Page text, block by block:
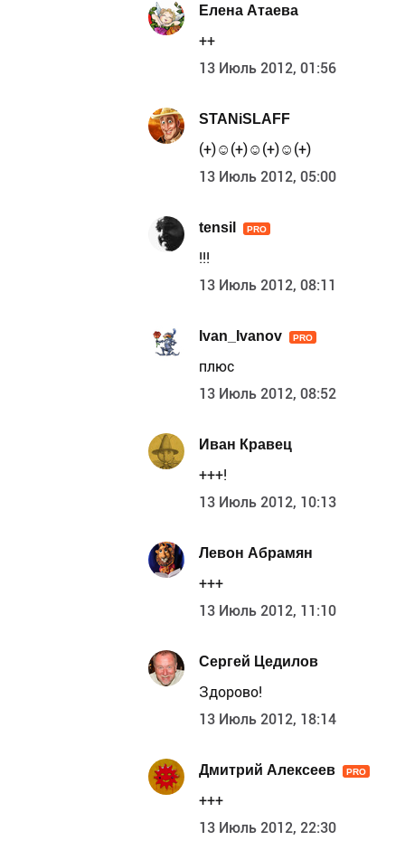
Елена Атаева
++
13 Июль 2012, 01:56
STANiSLAFF
(+)☺(+)☺(+)☺(+)
13 Июль 2012, 05:00
tensil PRO
!!!
13 Июль 2012, 08:11
Ivan_Ivanov PRO
плюс
13 Июль 2012, 08:52
Иван Кравец
+++!
13 Июль 2012, 10:13
Левон Абрамян
+++
13 Июль 2012, 11:10
Сергей Цедилов
Здорово!
13 Июль 2012, 18:14
Дмитрий Алексеев PRO
+++
13 Июль 2012, 22:30